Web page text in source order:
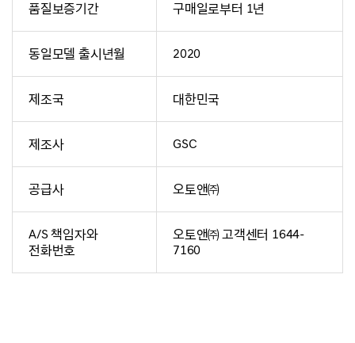
품질보증기간 구매일로부터 1년
동일모델 출시년월 2020
제조국 대한민국
제조사 GSC
공급사 오토앤㈜
A/S 책임자와
전화번호
오토앤㈜ 고객센터 1644-
7160